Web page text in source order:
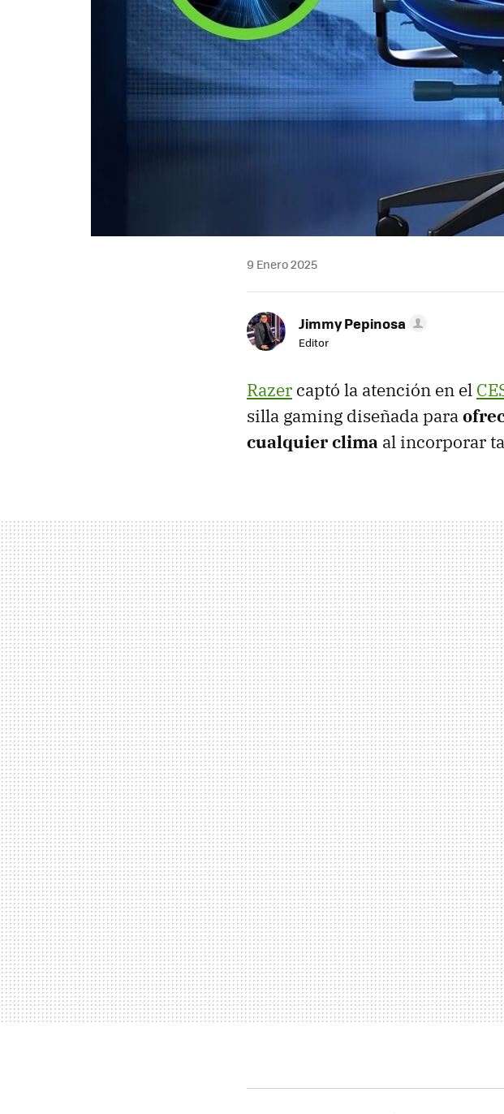
9 Enero 2025
Jimmy Pepinosa
Editor
Razer captó la atención en el
silla gaming diseñada para
cualquier clima al incorporar